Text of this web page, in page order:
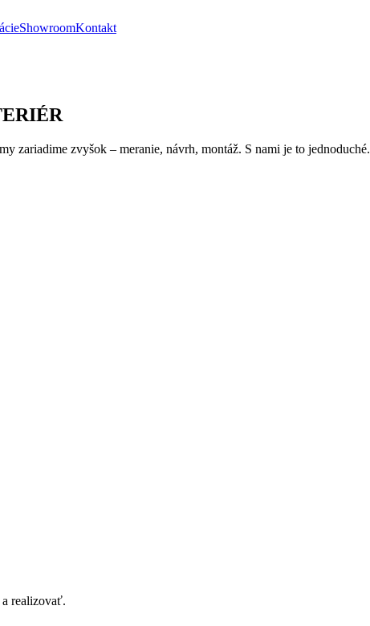
ShowroomKontakt
zariadime zvyšok – meranie, návrh, montáž. S nami je to jednoduché.
realizovať.